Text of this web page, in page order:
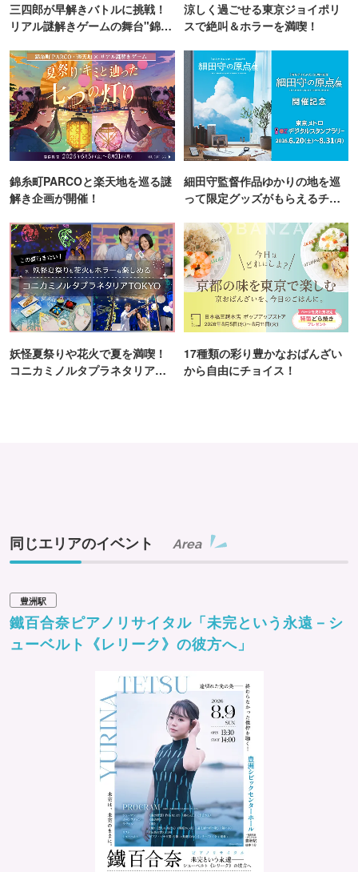
三四郎が早解きバトルに挑戦！
リアル謎解きゲームの舞台"錦糸
涼しく過ごせる東京ジョイポリ
スで絶叫＆ホラーを満喫！
錦糸町PARCOと楽天地を巡る謎
解き企画が開催！
細田守監督作品ゆかりの地を巡
って限定グッズがもらえるチャ
妖怪夏祭りや花火で夏を満喫！
コニカミノルタプラネタリア
17種類の彩り豊かなおばんざい
から自由にチョイス！
同じエリアのイベント Area
豊洲駅
鐵百合奈ピアノリサイタル「未完という永遠－シ
ューベルト《レリーク》の彼方へ」